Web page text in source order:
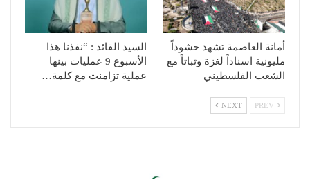
أمانة العاصمة تشهد حشوداً
مليونية اسناداً لغزة وثباتاً مع
الشعب الفلسطيني
السيد القائد : “نفذنا هذا
الأسبوع 9 عمليات بينها
عملية تزامنت مع كلمة…
NEXT